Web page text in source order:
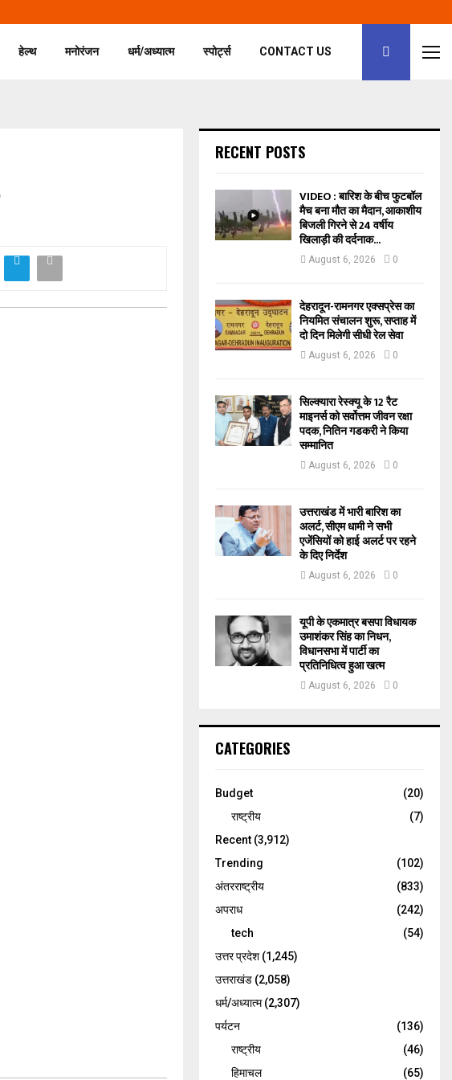
हेल्थ मनोरंजन धर्म/अध्यात्म स्पोर्ट्स CONTACT US
RECENT POSTS
VIDEO : बारिश के बीच फुटबॉल
मैच बना मौत का मैदान, आकाशीय
बिजली गिरने से 24 वर्षीय
खिलाड़ी की दर्दनाक...
August 6, 2026 0
देहरादून-रामनगर एक्सप्रेस का
नियमित संचालन शुरू, सप्ताह में
दो दिन मिलेगी सीधी रेल सेवा
August 6, 2026 0
सिल्क्यारा रेस्क्यू के 12 रैट
माइनर्स को सर्वोत्तम जीवन रक्षा
पदक, नितिन गडकरी ने किया
सम्मानित
August 6, 2026 0
उत्तराखंड में भारी बारिश का
अलर्ट, सीएम धामी ने सभी
एजेंसियों को हाई अलर्ट पर रहने
के दिए निर्देश
August 6, 2026 0
यूपी के एकमात्र बसपा विधायक
उमाशंकर सिंह का निधन,
विधानसभा में पार्टी का
प्रतिनिधित्व हुआ खत्म
August 6, 2026 0
CATEGORIES
Budget
(20)
राष्ट्रीय
(7)
Recent (3,912)
Trending
(102)
अंतरराष्ट्रीय
(833)
अपराध
(242)
tech
(54)
उत्तर प्रदेश(1,245)
उत्तराखंड (2,058)
धर्म/अध्यात्म(2,307)
पर्यटन
(136)
राष्ट्रीय
(46)
हिमाचल
(65)